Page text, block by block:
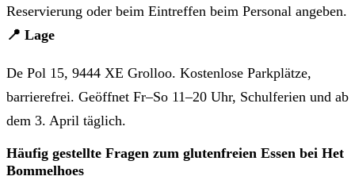
Reservierung oder beim Eintreffen beim Personal angeben.
📍 Lage
De Pol 15, 9444 XE Grolloo. Kostenlose Parkplätze,
barrierefrei. Geöffnet Fr–So 11–20 Uhr, Schulferien und ab
dem 3. April täglich.
Häufig gestellte Fragen zum glutenfreien Essen bei Het
Bommelhoes